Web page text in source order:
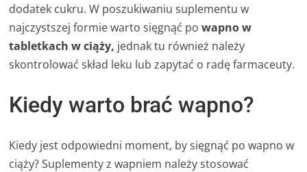
dodatek cukru. W poszukiwaniu suplementu w
najczystszej formie warto sięgnąć powapno w
tabletkach w ciąży, jednak tu również należy
skontrolować skład leku lub zapytać o radę farmaceuty.
Kiedy warto brać wapno?
Kiedy jest odpowiedni moment, by sięgnąć po wapno w
ciąży? Suplementy z wapniem należy stosować